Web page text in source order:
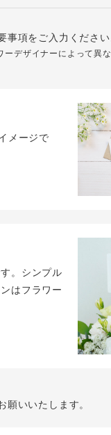
事項をご入力ください
デザイナーによって異な
メージで
。シンプル
はフラワー
願いいたします。